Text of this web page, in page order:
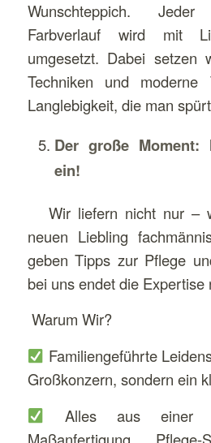
Wunschteppich.
Farbverlauf wird mit
umgesetzt. Dabei setzen
Techniken und
Langlebigkeit, die man
Der große Moment:
ein!
Wir liefern nicht nur –
neuen Liebling
geben Tipps zur Pflege
bei uns endet die Expertise
Warum Wir?
Familiengeführte
Großkonzern, sondern ein
Alles aus einer
Maßanfertigung,